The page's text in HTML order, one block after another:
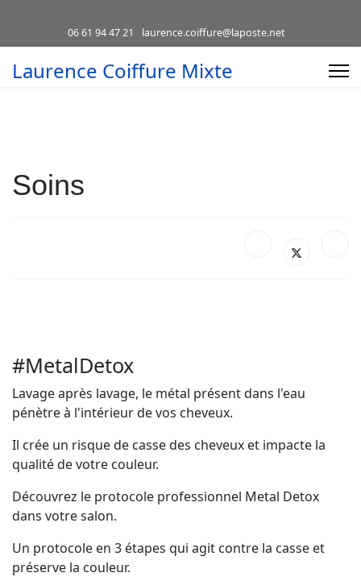
06 61 94 47 21 laurence.coiffure@laposte.net
Laurence Coiffure Mixte
Soins
#MetalDetox
Lavage après lavage, le métal présent dans l'eau
pénètre à l'intérieur de vos cheveux.
Il crée un risque de casse des cheveux et impacte la
qualité de votre couleur.
Découvrez le protocole professionnel Metal Detox
dans votre salon.
Un protocole en 3 étapes qui agit contre la casse et
préserve la couleur.